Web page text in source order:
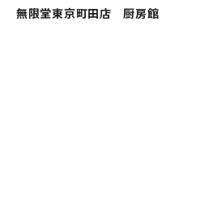
無限堂東京町田店 厨房館